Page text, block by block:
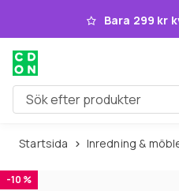
Hoppa till Bara 299 kr
Sök efter produkter
Startsida Inredning &
-10 %